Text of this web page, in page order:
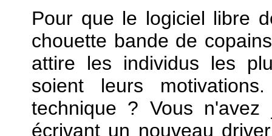
Pour que le logiciel libre
chouette bande de
attire les individus les
soient leurs
technique ? Vous
écrivant un nouveau